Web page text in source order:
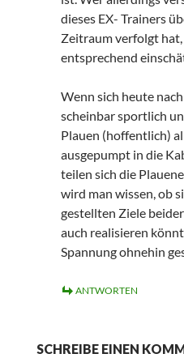
dieses EX- Trainers
Zeitraum verfolgt hat,
entsprechend
Wenn sich heute
scheinbar sportlich
Plauen (hoffentlich)
ausgepumpt in die
teilen sich die
wird man wissen, ob
gestellten Ziele
auch realisieren
Spannung ohnehin
ANTWORTEN
SCHREIBE EINEN